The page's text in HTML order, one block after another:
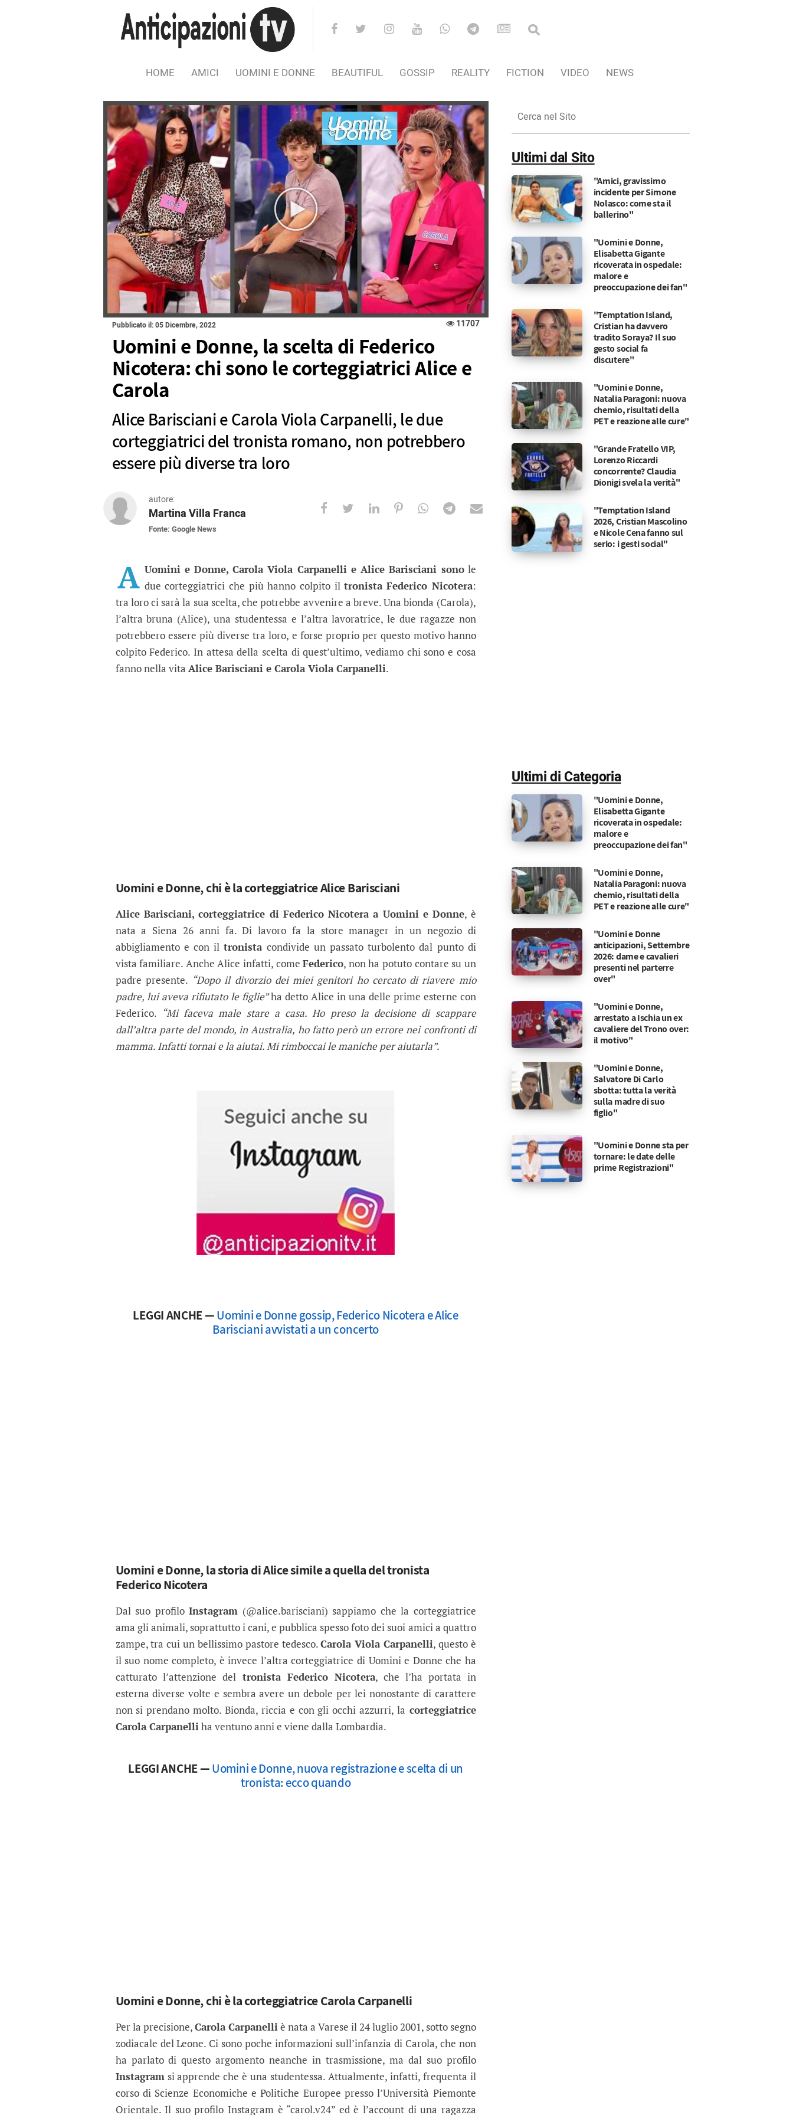
HOME AMICI UOMINI E DONNE BEAUTIFUL GOSSIP REALITY FICTION VIDEO NEWS
Pubblicato il: 05 Dicembre, 2022 11707
Uomini e Donne, la scelta di Federico
Nicotera: chi sono le corteggiatrici Alice e
Carola
Alice Barisciani e Carola Viola Carpanelli, le due
corteggiatrici del tronista romano, non potrebbero
essere più diverse tra loro
autore:
Martina Villa Franca
Fonte: Google News
Uomini e Donne, la scelta di Federico Nicotera: chi sono le corteggiatrici Alice e Carola
Alice Barisciani e Carola Viola Carpanelli, le due corteggiatrici del tronista romano, non potrebbero essere più diverse tra loro
A Uomini e Donne, Carola Viola Carpanelli e Alice Barisciani sonole
due corteggiatrici che più hanno colpito iltronista Federico Nicotera:
tra loro ci sarà la sua scelta, che potrebbe avvenire a breve. Una bionda (Carola),
l’altra bruna (Alice), una studentessa e l’altra lavoratrice, le due ragazze non
potrebbero essere più diverse tra loro, e forse proprio per questo motivo hanno
colpito Federico. In attesa della scelta di quest’ultimo, vediamo chi sono e cosa
fanno nella vita Alice Barisciani e Carola Viola Carpanelli.
Uomini e Donne, chi è la corteggiatrice Alice Barisciani
Alice Barisciani, corteggiatrice di Federico Nicotera a Uomini e Donne, è
nata a Siena 26 anni fa. Di lavoro fa la store manager in un negozio di
abbigliamento e con iltronistacondivide un passato turbolento dal punto di
vista familiare. Anche Alice infatti, comeFederico, non ha potuto contare su un
padre presente. “Dopo il divorzio dei miei genitori ho cercato di riavere mio
padre, lui aveva rifiutato le figlie”ha detto Alice in una delle prime esterne con
Federico. “Mi faceva male stare a casa. Ho preso la decisione di scappare
dall’altra parte del mondo, in Australia, ho fatto però un errore nei confronti di
mamma. Infatti tornai e la aiutai. Mi rimboccai le maniche per aiutarla”.
LEGGI ANCHE —Uomini e Donne gossip, Federico Nicotera e Alice
Barisciani avvistati a un concerto
Uomini e Donne, la storia di Alice simile a quella del tronista
Federico Nicotera
Dal suo profiloInstagram (@alice.barisciani) sappiamo che la corteggiatrice
ama gli animali, soprattutto i cani, e pubblica spesso foto dei suoi amici a quattro
zampe, tra cui un bellissimo pastore tedesco.Carola Viola Carpanelli, questo è
il suo nome completo, è invece l’altra corteggiatrice di Uomini e Donne che ha
catturato l’attenzione deltronista Federico Nicotera, che l’ha portata in
esterna diverse volte e sembra avere un debole per lei nonostante di carattere
non si prendano molto. Bionda, riccia e con gli occhi azzurri, la corteggiatrice
Carola Carpanelliha ventuno anni e viene dalla Lombardia.
LEGGI ANCHE —Uomini e Donne, nuova registrazione e scelta di un
tronista: ecco quando
Uomini e Donne, chi è la corteggiatrice Carola Carpanelli
Per la precisione,Carola Carpanelliè nata a Varese il 24 luglio 2001, sotto segno
zodiacale del Leone. Ci sono poche informazioni sull’infanzia di Carola, che non
ha parlato di questo argomento neanche in trasmissione, ma dal suo profilo
Instagramsi apprende che è una studentessa. Attualmente, infatti, frequenta il
corso di Scienze Economiche e Politiche Europee presso l’Università Piemonte
Orientale. Il suo profilo Instagram è “carol.v24” ed è l’account di una ragazza
nel
Sito
Ultimi dal Sito
"Amici, gravissimo
incidente per Simone
Nolasco: come sta il
ballerino"
"Uomini e Donne,
Elisabetta Gigante
ricoverata in ospedale:
malore e
preoccupazione dei fan"
"Temptation Island,
Cristian ha davvero
tradito Soraya? Il suo
gesto social fa
discutere"
"Uomini e Donne,
Natalia Paragoni: nuova
chemio, risultati della
PET e reazione alle cure"
"Grande Fratello VIP,
Lorenzo Riccardi
concorrente? Claudia
Dionigi svela la verità"
"Temptation Island
2026, Cristian Mascolino
e Nicole Cena fanno sul
serio: i gesti social"
Ultimi di Categoria
"Uomini e Donne,
Elisabetta Gigante
ricoverata in ospedale:
malore e
preoccupazione dei fan"
"Uomini e Donne,
Natalia Paragoni: nuova
chemio, risultati della
PET e reazione alle cure"
"Uomini e Donne
anticipazioni, Settembre
2026: dame e cavalieri
presenti nel parterre
over"
"Uomini e Donne,
arrestato a Ischia un ex
cavaliere del Trono over:
il motivo"
"Uomini e Donne,
Salvatore Di Carlo
sbotta: tutta la verità
sulla madre di suo
figlio"
"Uomini e Donne sta per
tornare: le date delle
prime Registrazioni"